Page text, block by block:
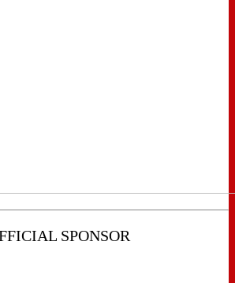
SPONSOR